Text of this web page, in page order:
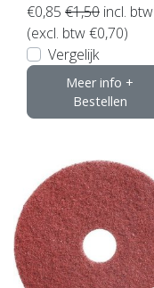
€0,85 €1,50 incl. btw
(excl. btw €0,70)
Vergelijk
Meer info +
Bestellen